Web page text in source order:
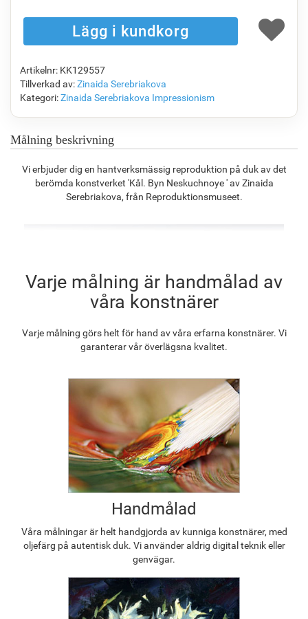
F7034-296 F6731-224
1 416.48
1 313.70kr 1 020.34kr 1 471.00kr 1 324.14kr
Artikelnr: KK129557
Tillverkad av:Zinaida Serebriakova
Kategori:Zinaida Serebriakova Impressionism
Målning beskrivning
Vi erbjuder dig en hantverksmässig reproduktion på duk av det
berömda konstverket 'Kål. Byn Neskuchnoye ' av Zinaida
Serebriakova, från Reproduktionsmuseet.
Varje målning är handmålad av
våra konstnärer
Varje målning görs helt för hand av våra erfarna konstnärer. Vi
garanterar vår överlägsna kvalitet.
Handmålad
Våra målningar är helt handgjorda av kunniga konstnärer, med
oljefärg på autentisk duk. Vi använder aldrig digital teknik eller
genvägar.